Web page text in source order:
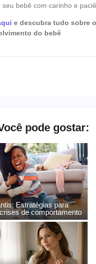
bebê com carinho e
e descubra tudo sobre
do bebê
pode gostar:
Estratégias para
de comportamento